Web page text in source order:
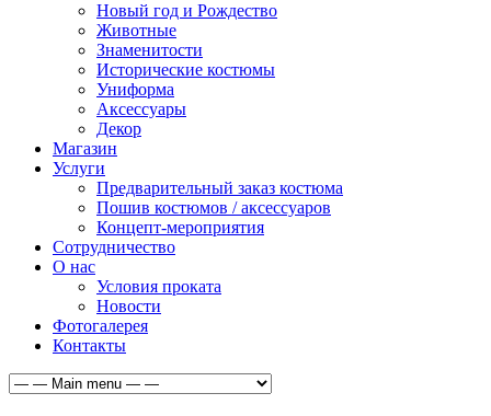
Новый год и Рождество
Животные
Знаменитости
Исторические костюмы
Униформа
Аксессуары
Декор
Магазин
Услуги
Предварительный заказ костюма
Пошив костюмов / аксессуаров
Концепт-мероприятия
Сотрудничество
О нас
Условия проката
Новости
Фотогалерея
Контакты